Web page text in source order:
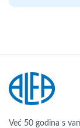
Već 50 godina s